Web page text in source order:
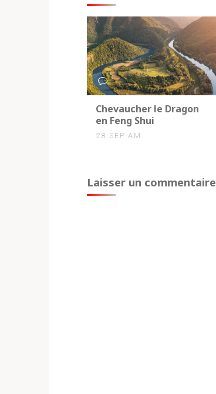
0
Chevaucher le Dragon
en Feng Shui
28 SEP AM
Laisser un commentaire